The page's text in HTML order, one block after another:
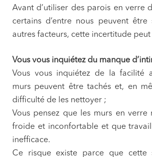
Avant d’utiliser des parois en verre
certains d’entre nous peuvent être
autres facteurs, cette incertitude peut
Vous vous inquiétez du manque
Vous vous inquiétez de la facilité
murs peuvent être tachés et, en
difficulté de les nettoyer ;
Vous pensez que les murs en
froide et inconfortable et que
inefficace.
Ce risque existe parce que cette